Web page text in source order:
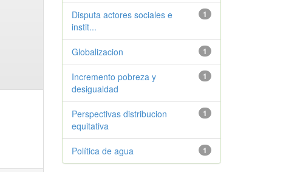
1
Disputa actores sociales e
instit...
1
Globalizacion
1
Incremento pobreza y
desigualdad
1
Perspectivas distribucion
equitativa
1
Política de agua